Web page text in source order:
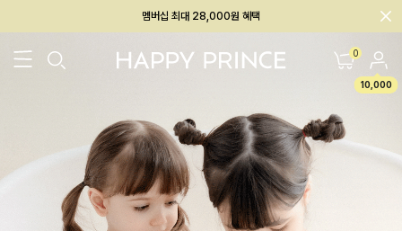
회원전용 아울렛, 가입하면 ~60% 할인!
0
10,000